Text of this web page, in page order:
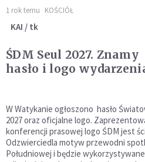
1 rok temu KOŚCIÓŁ
KAI / tk
ŚDM Seul 2027. Znamy
hasło i logo
W Watykanie ogłoszono hasło
2027 oraz oficjalne logo.
konferencji prasowej logo ŚDM jest
Odzwierciedla motyw przewodni
Południowej i będzie